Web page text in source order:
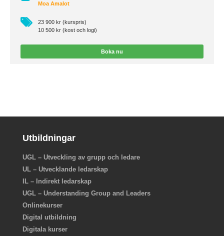
Moa Amalot
23 900 kr (kurspris)
10 500 kr (kost och logi)
Boka nu
Utbildningar
UGL – Utveckling av grupp och ledare
UL – Utvecklande ledarskap
IL – Indirekt ledarskap
UGL – Understanding Group and Leaders
Onlinekurser
Digital utbildning
Digitala kurser